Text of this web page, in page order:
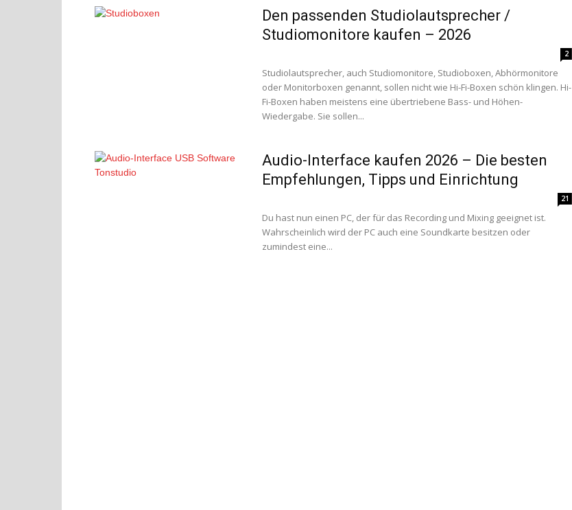
Den passenden Studiolautsprecher /
Studiomonitore kaufen – 2026
2
Studiolautsprecher, auch Studiomonitore, Studioboxen, Abhörmonitore
oder Monitorboxen genannt, sollen nicht wie Hi-Fi-Boxen schön klingen. Hi-
Fi-Boxen haben meistens eine übertriebene Bass- und Höhen-
Wiedergabe. Sie sollen...
Audio-Interface kaufen 2026 – Die besten
Empfehlungen, Tipps und Einrichtung
21
Du hast nun einen PC, der für das Recording und Mixing geeignet ist.
Wahrscheinlich wird der PC auch eine Soundkarte besitzen oder
zumindest eine...